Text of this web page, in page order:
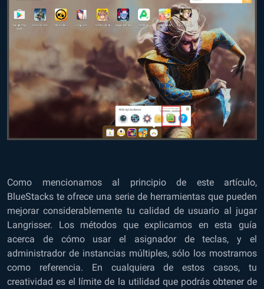
Como mencionamos al principio de este artículo,
BlueStacks te ofrece una serie de herramientas que pueden
mejorar considerablemente tu calidad de usuario al jugar
Langrisser. Los métodos que explicamos en esta guía
acerca de cómo usar el asignador de teclas, y el
administrador de instancias múltiples, sólo los mostramos
como referencia. En cualquiera de estos casos, tu
creatividad es el límite de la utilidad que podrás obtener de